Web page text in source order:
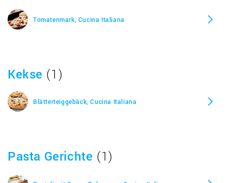
Tomatenmark, Cucina Italiana
Kekse (1)
Blätterteiggebäck, Cucina Italiana
Pasta Gerichte (1)